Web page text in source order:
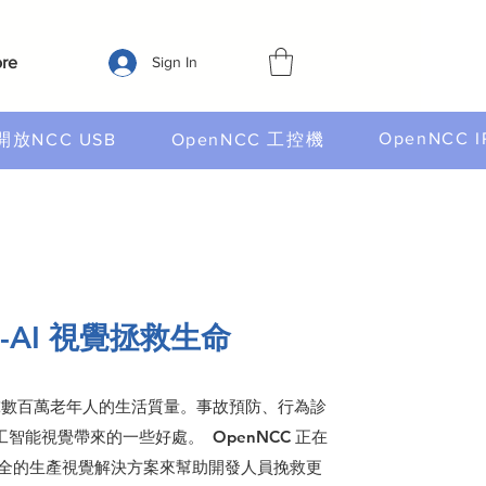
Sign In
放NCC USB OpenNCC 工控機 OpenNCC
AI 視覺拯救生命
百萬老年人的生活質量。事故預防、行為診
智能視覺帶來的一些好處。 OpenNCC 正在
的生產視覺解決方案來幫助開發人員挽救更